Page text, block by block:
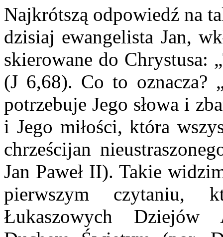
Najkrótszą odpowiedź na
dzisiaj ewangelista Jan,
skierowane do Chrystusa:
(J 6,68). Co to oznacza?
potrzebuje Jego słowa i
i Jego miłości, która
chrześcijan
Jan Paweł II). Takie
pierwszym czytaniu,
Łukaszowych Dziejów